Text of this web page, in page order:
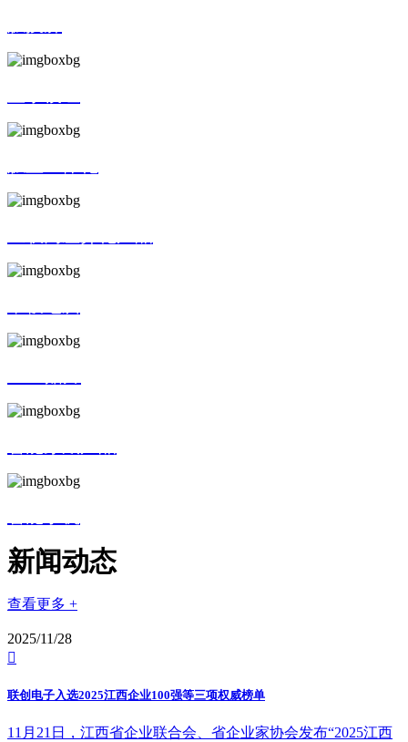
新闻动态
查看更多 +
2025/11/28

联创电子入选2025江西企业100强等三项权威榜单
11月21日，江西省企业联合会、省企业家协会发布“2025江西